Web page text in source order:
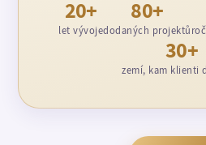
20+
let vývoje
80+
dodaných projektů
30+
zemí, kam klienti